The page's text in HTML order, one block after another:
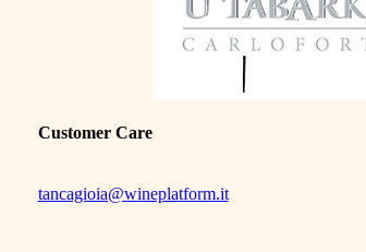
Customer Care
tancagioia@wineplatform.it